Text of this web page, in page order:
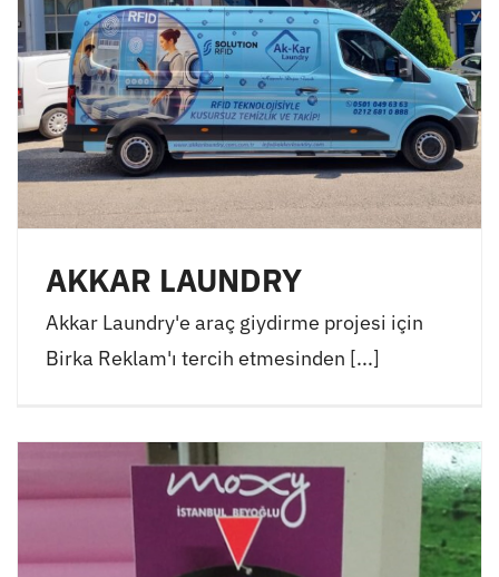
AKKAR LAUNDRY
Akkar Laundry'e araç giydirme projesi için
Birka Reklam'ı tercih etmesinden [...]